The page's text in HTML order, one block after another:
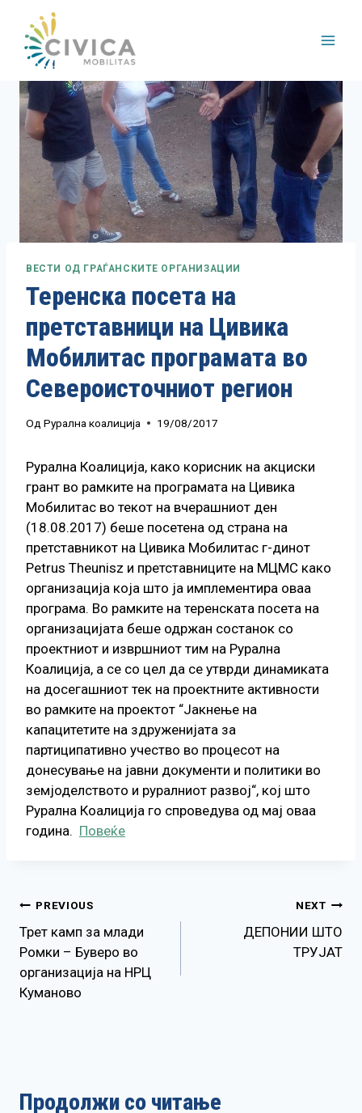
content
ВЕСТИ ОД ГРАЃАНСКИТЕ ОРГАНИЗАЦИИ
Теренска посета на
претставници на Цивика
Мобилитас програмата во
Североисточниот регион
Од Рурална коалиција 19/08/2017
Рурална Коалиција, како корисник на акциски
грант во рамките на програмата на Цивика
Мобилитас во текот на вчерашниот ден
(18.08.2017) беше посетена од страна на
претставникот на Цивика Мобилитас г-динот
Petrus Theunisz и претставниците на МЦМС како
организација која што ја имплементира оваа
програма. Во рамките на теренската посета на
организацијата беше одржан состанок со
проектниот и извршниот тим на Рурална
Коалиција, а се со цел да се утврди динамиката
на досегашниот тек на проектните активности
во рамките на проектот “Јакнење на
капацитетите на здруженијата за
партиципативно учество во процесот на
донесување на јавни документи и политики во
земјоделството и руралниот развој“, кој што
Рурална Коалиција го спроведува од мај оваа
година. Повеќе
Навигација
на
напис
PREVIOUS
Трет камп за млади
Ромки – Буверо во
организација на НРЦ
Куманово
NEXT
ДЕПОНИИ ШТО
ТРУЈАТ
Продолжи со читање